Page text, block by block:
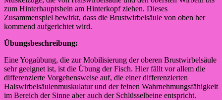
zum Hinterhauptsbein am Hinterkopf ziehen. Dieses
Zusammenspiel bewirkt, dass die Brustwirbelsäule von oben her
kommend aufgerichtet wird.
Übungsbeschreibung:
Eine Yogaübung, die zur Mobilisierung der oberen Brustwirbelsäule
sehr geeignet ist, ist die Übung der Fisch. Hier fällt vor allem die
differenzierte Vorgehensweise auf, die einer differenzierten
Halswirbelsäulenmuskulatur und der feinen Wahrnehmungsfähigkeit
im Bereich der Sinne aber auch der Schlüsselbeine entspricht.